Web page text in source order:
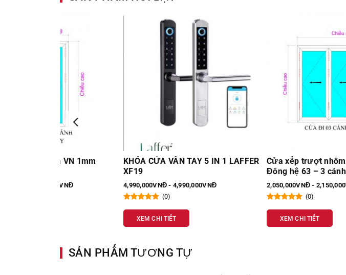
KHÓA CỬA VÂN TAY 5 IN 1 LAFFER
4,990,000VNĐ - 4,990,000VNĐ
Cửa xếp trượt nhôm Xingfa Quảng
Đông hệ 63 – 3 cánh
2,050,000VNĐ - 2,150,000VNĐ
SẢN PHẨM TƯƠNG TỰ